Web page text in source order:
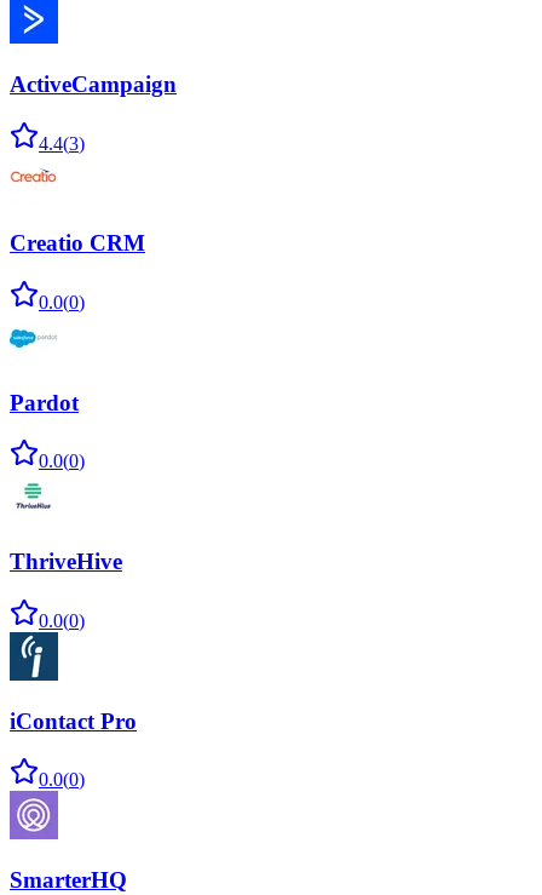
ActiveCampaign
4.4(3)
Creatio CRM
0.0(0)
Pardot
0.0(0)
ThriveHive
0.0(0)
iContact Pro
0.0(0)
SmarterHQ